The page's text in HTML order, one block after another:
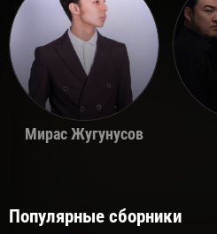
Мирас Жугунусов
Популярные сборники